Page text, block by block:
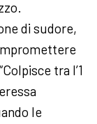
di sudore,
tra l’1
le